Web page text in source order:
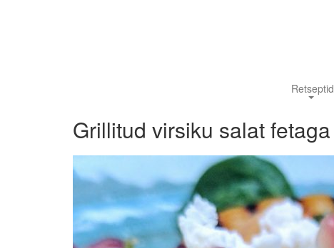
Retseptid
Grillitud virsiku salat fetaga